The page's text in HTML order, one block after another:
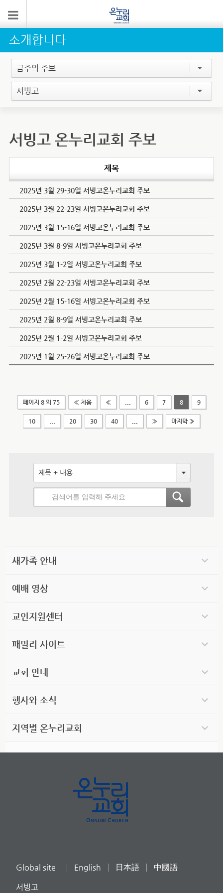
소개합니다
금주의 주보
서빙고
서빙고 온누리교회 주보
제목
2025년 3월 29-30일 서빙고온누리교회 주보
2025년 3월 22-23일 서빙고온누리교회 주보
2025년 3월 15-16일 서빙고온누리교회 주보
2025년 3월 8-9일 서빙고온누리교회 주보
2025년 3월 1-2일 서빙고온누리교회 주보
2025년 2월 22-23일 서빙고온누리교회 주보
2025년 2월 15-16일 서빙고온누리교회 주보
2025년 2월 8-9일 서빙고온누리교회 주보
2025년 2월 1-2일 서빙고온누리교회 주보
2025년 1월 25-26일 서빙고온누리교회 주보
페이지 8 의 75 « 처음 « 6 7 8 9
10 20 30 40 » 마지막 »
제목 + 내용
새가족 안내
예배 영상
교인지원센터
패밀리 사이트
교회 안내
행사와 소식
지역별 온누리교회
Global site English 日本語 中國語
서빙고